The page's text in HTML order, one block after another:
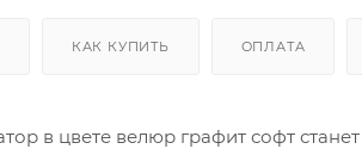
КАК КУПИТЬ ОПЛАТА
в цвете велюр графит софт